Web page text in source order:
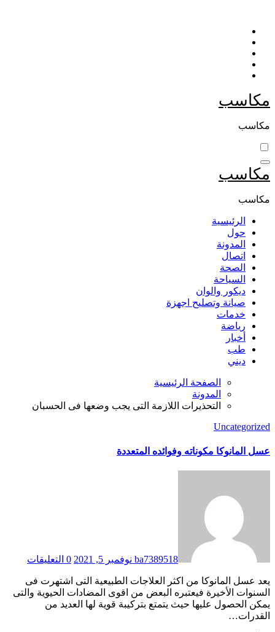
التجاوز
المحتوى
مكاسب
مكاسب
مكاسب
مكاسب
الرئيسية
حول
المدونة
اتصال
الصحة
السياحة
ديكور والوان
صيانة وتصليح اجهزة
خدمات
رياضة
أخبار
طب
ديني
الصفحة الرئيسية
المدونة
التحذيرات اللازمة التى يجب وضعها فى الحسبان
Uncategorized
عسل المانوكا مكوناته وفوائده المتعددة
ba7389518 نوفمبر 5, 2021 0 التعليقات
يعد عسل المانوكا من اكثر العلاجات الطبيعية التى اشتهرت فى
السنوات الأخيرة فيعتبره البعض من اقوى المضادات الحيوية والتى
يمكن الحصول عليها حيث يتمتع بتركيبة قوية لها العديد من
القدرات…